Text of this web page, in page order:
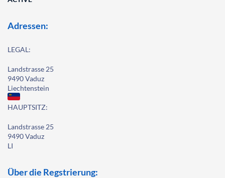
Adressen:
LEGAL:
Landstrasse 25
9490 Vaduz
Liechtenstein
HAUPTSITZ:
Landstrasse 25
9490 Vaduz
LI
Über die Regstrierung: